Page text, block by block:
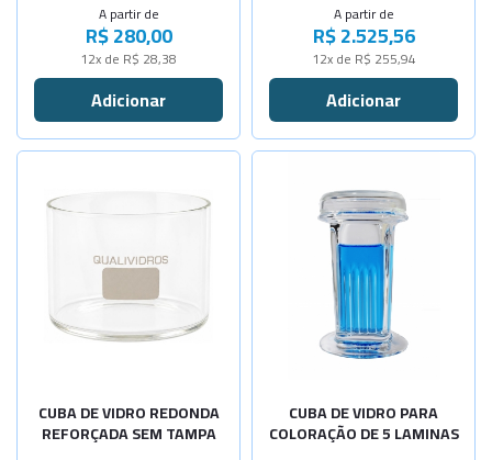
A partir de
R$ 280,00
12x de R$ 28,38
QS-8 Retan -
QS-204 Qua - +
A partir de
R$ 2.525,56
12x de R$ 255,94
CUBA DE VIDRO REDONDA
REFORÇADA SEM TAMPA
120x80mm
150x90mm -
210x110mm -
300x300mm - + CUBA DE VIDRO PARA
COLORAÇÃO DE 5 LAMINAS